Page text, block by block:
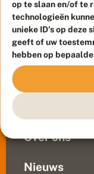
op te slaan en/of te
technologieën
unieke ID's op deze
geeft of uw
hebben op
actief
en
zonder
licht
wordt
ook
het
mooiste
roze
grijs,...
Contact
Veelgestelde
Over ons
Nieuws
Duurzaam